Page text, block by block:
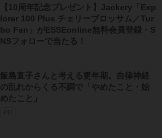
【10周年記念プレゼント】Jackery「Exp
lorer 100 Plus チェリーブロッサム／Tur
bo Fan」がESSEonline無料会員登録・S
NSフォローで当たる！
飯島直子さんと考える更年期。自律神経
の乱れからくる不調で「やめたこと・始
めたこと」